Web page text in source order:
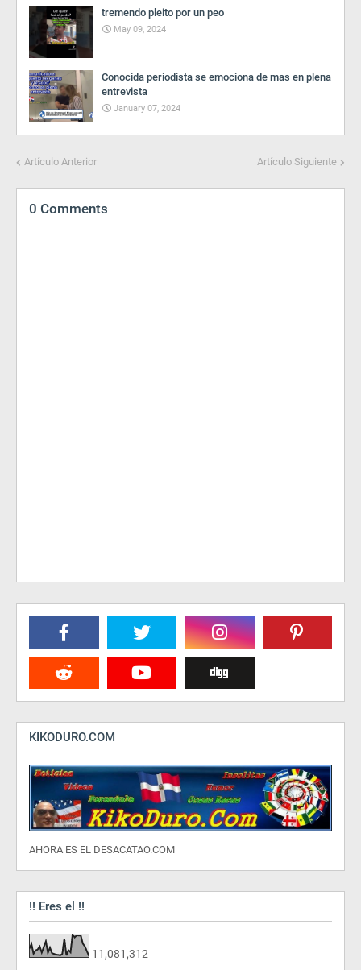
tremendo pleito por un peo
May 09, 2024
Conocida periodista se emociona de mas en plena
entrevista
January 07, 2024
Artículo Anterior Artículo Siguiente
0 Comments
KIKODURO.COM
AHORA ES EL DESACATAO.COM
!! Eres el !!
11,081,312